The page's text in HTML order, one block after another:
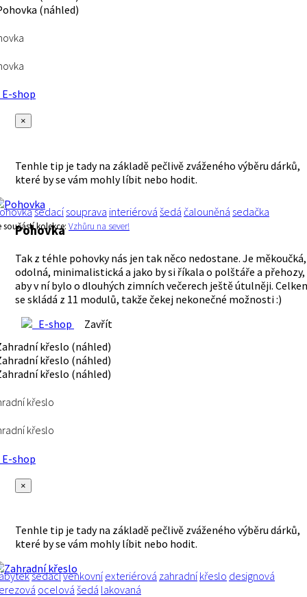
shop
×
Tenhle tip je tady na základě pečlivě zváženého výběru dárků,
které by se vám mohly líbit nebo hodit.
sedací souprava interiérová šedá čalouněná sedačka
součástí kolekce: Vzhůru na sever!
Pohovka
Tak z téhle pohovky nás jen tak něco nedostane. Je měkoučká,
odolná, minimalistická a jako by si říkala o polštáře a přehozy,
aby v ní bylo o dlouhých zimních večerech ještě útulněji.
se skládá z 11 modulů, takže čekej nekonečné možnosti :)
E-shop
Zavřít
křeslo
křeslo
shop
×
Tenhle tip je tady na základě pečlivě zváženého výběru dárků,
které by se vám mohly líbit nebo hodit.
sedacívenkovní exteriérová zahradní křeslo designová
ocelová šedá lakovaná